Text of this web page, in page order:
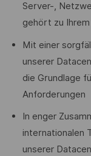
Server-,
gehört zu
Mit einer
unserer
die Grundlage
Anforderungen
In enger
internationalen
unserer